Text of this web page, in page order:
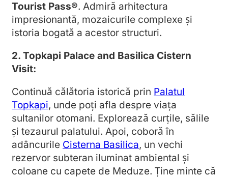
Tourist Pass®. Admiră arhitectura
impresionantă, mozaicurile complexe și
istoria bogată a acestor structuri.
2. Topkapi Palace and Basilica Cistern
Visit:
Continuă călătoria istorică prin Palatul
Topkapi, unde poți afla despre viața
sultanilor otomani. Explorează curțile, sălile
și tezaurul palatului. Apoi, coboră în
adâncurile Cisterna Basilica, un vechi
rezervor subteran iluminat ambiental și
coloane cu capete de Meduze. Ține minte că